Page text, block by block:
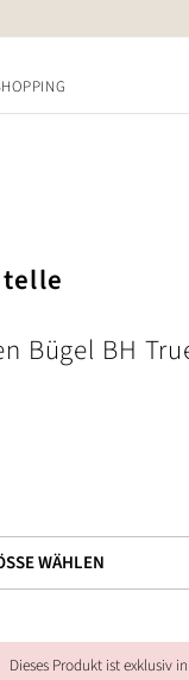
Bügel BH
Dieses Produkt ist exklusiv